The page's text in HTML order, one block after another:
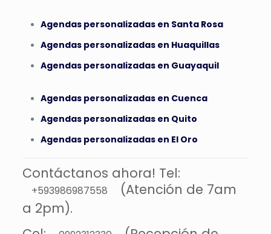
Agendas personalizadas en Santa Rosa
Agendas personalizadas en Huaquillas
Agendas personalizadas en Guayaquil
Agendas personalizadas en Cuenca
Agendas personalizadas en Quito
Agendas personalizadas en El Oro
Contáctanos ahora! Tel:
+593986987558
(Atención de 7am
a 2pm).